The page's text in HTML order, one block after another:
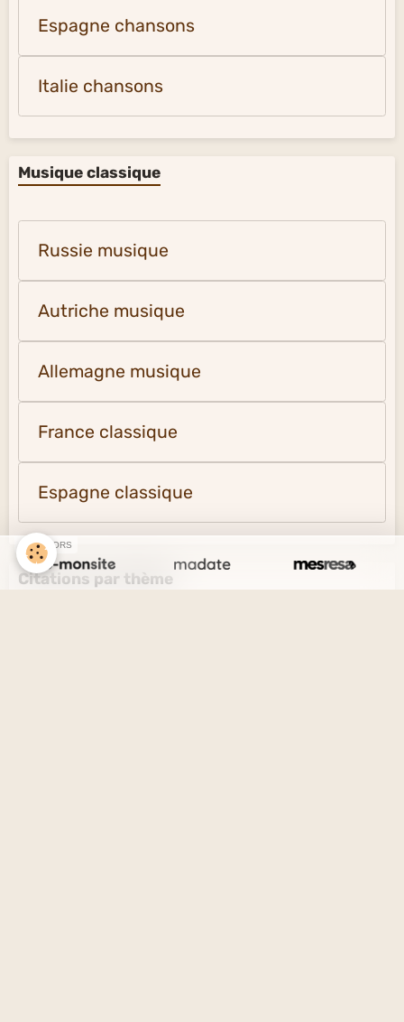
Espagne chansons
Italie chansons
Musique classique
Russie musique
Autriche musique
Allemagne musique
France classique
Espagne classique
Citations par thème
SPONSORS